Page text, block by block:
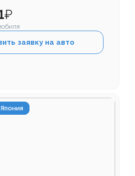
₽
заявку на авто
Япония